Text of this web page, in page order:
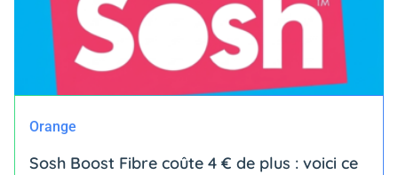
Orange
Sosh Boost Fibre coûte 4 € de plus : voici ce